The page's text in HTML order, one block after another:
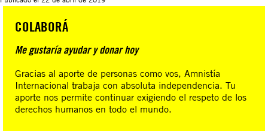
COLABORÁ
Me gustaría ayudar y donar hoy
Gracias al aporte de personas como vos, Amnistía
Internacional trabaja con absoluta independencia. Tu
aporte nos permite continuar exigiendo el respeto de los
derechos humanos en todo el mundo.